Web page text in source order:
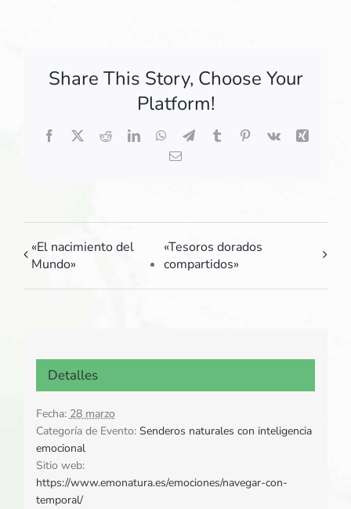
Share This Story, Choose Your
Platform!
Facebook
X RedditLinkedInWhatsApp
TelegramTumblrPinterest
Vk
Xing
Correo
«El nacimiento del
Mundo»
«Tesoros dorados
compartidos»
Detalles
Fecha: 28 marzo
Categoría de Evento: Senderos naturales con inteligencia
emocional
Sitio web:
https://www.emonatura.es/emociones/navegar-con-
temporal/